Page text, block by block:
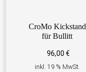
CroMo Kickstand
für Bullitt
96,00€
inkl. 19 % MwSt.